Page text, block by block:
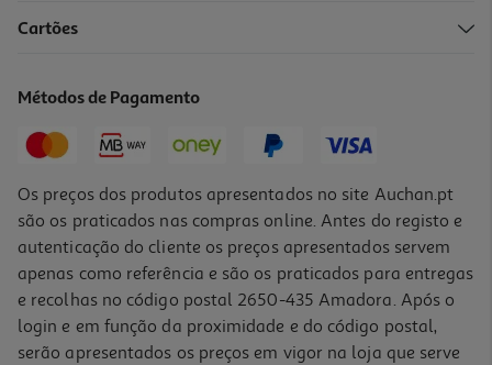
Cartões
Métodos de Pagamento
Os preços dos produtos apresentados no site Auchan.pt
são os praticados nas compras online. Antes do registo e
autenticação do cliente os preços apresentados servem
apenas como referência e são os praticados para entregas
e recolhas no código postal 2650-435 Amadora. Após o
login e em função da proximidade e do código postal,
serão apresentados os preços em vigor na loja que serve